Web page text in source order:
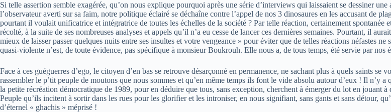
Si telle assertion semble exagérée, qu’on nous explique pourquoi après une série d’interviews qui laissaient se dessiner
l’observateur averti sur sa faim, notre politique éclairé se déchaîne contre l’appel de nos 3 dinosaures en les accusant de
pourtant il voulait unificatrice et intégratrice de toutes les échelles de la société ? Par telle réaction, certainement
récolté, à la suite de ses nombreuses analyses et appels qu’il n’a eu cesse de lancer ces dernières semaines. Pourtant, il
mieux de laisser passer quelques nuits entre ses insultes et votre vengeance » pour éviter que de telles réactions néfastes
quasi-violente n’est, de toute évidence, pas spécifique à monsieur Boukrouh. Elle nous a, de tous temps, été servie par nos
Face à ces guéguerres d’ego, le citoyen d’en bas se retrouve désarçonné en permanence, ne sachant plus à quels saints
rassembler le p’tit peuple de moutons que nous sommes et qu’en même temps ils font le vide absolu autour d’eux ! Il n’y
la petite récréation démocratique de 1989, pour en déduire que tous, sans exception, cherchent à émerger du lot en jouant
Peuple qu’ils incitent à sortir dans les rues pour les glorifier et les introniser, en nous signifiant, sans gants et sans détour,
d’éternel « ghachis » méprisé !